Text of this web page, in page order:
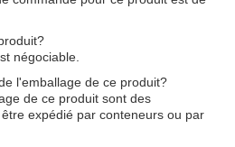
négociable.
l'emballage de ce produit?
de ce produit sont des
expédié par conteneurs ou par